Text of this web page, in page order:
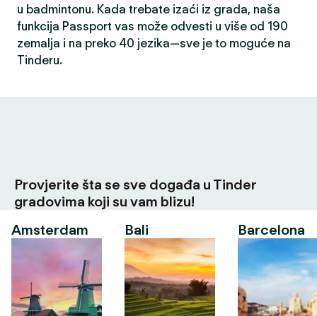
u badmintonu. Kada trebate izaći iz grada, naša
funkcija Passport vas može odvesti u više od 190
zemalja i na preko 40 jezika—sve je to moguće na
Tinderu.
Provjerite šta se sve događa u Tinder
gradovima koji su vam blizu!
Amsterdam
Bali Barcelona